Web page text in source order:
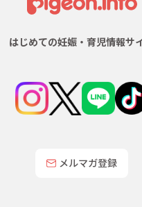
はじめての妊娠・育児情報サ
メルマガ登録